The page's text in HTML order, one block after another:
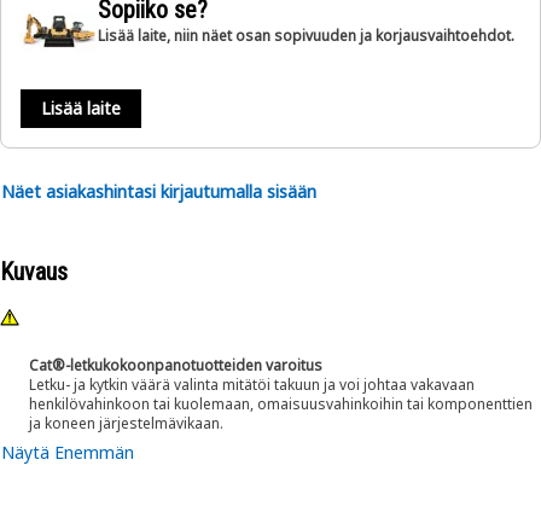
Sopiiko se?
Lisää laite, niin näet osan sopivuuden ja korjausvaihtoehdot.
Lisää laite
Näet asiakashintasi kirjautumalla sisään
Kuvaus
Cat®-letkukokoonpanotuotteiden varoitus
Letku- ja kytkin väärä valinta mitätöi takuun ja voi johtaa vakavaan
henkilövahinkoon tai kuolemaan, omaisuusvahinkoihin tai komponenttien
ja koneen järjestelmävikaan.
Näytä Enemmän